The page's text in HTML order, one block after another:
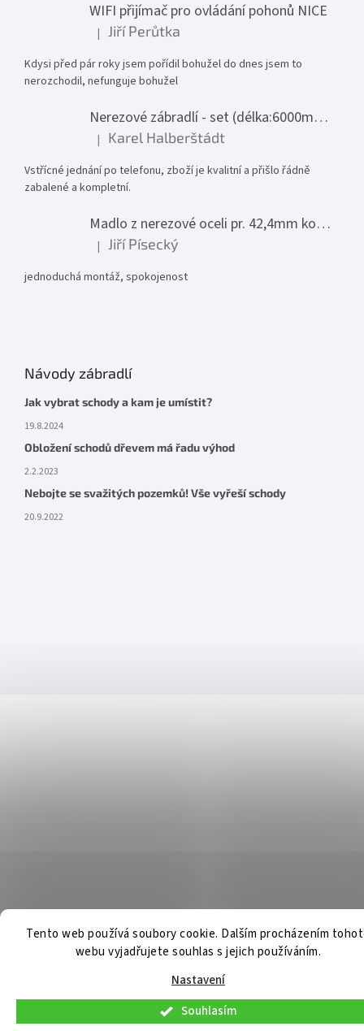
Tento web používá soubory cookie. Dalším procházením
webu vyjadřujete souhlas s jejich používáním.
Nastavení
Souhlasím
V pátek 7. 8. 2026 budou osobní konzultace a telefonická podpora dostupné
pouze do 9:30. Osobní odběr již připravených objednávek bude možný
WIFI přijímač pro ovládání pohonů NICE
Hodnocení produktu je 1 z 5 hvězdiček.
| Jiří Perůtka
Kdysi před pár roky jsem pořídil bohužel do dnes jsem to
nerozchodil, nefunguje bohužel
Nerezové zábradlí - set (délka:6000mm x výška:1000mm)
Hodnocení produktu je 5 z 5 hvězdiček.
| Karel Halberštádt
Vstřícné jednání po telefonu, zboží je kvalitní a přišlo řádně
zabalené a kompletní.
Madlo z nerezové oceli pr. 42,4mm komplet - model 0116 - 3000mm
Hodnocení produktu je 5 z 5 hvězdiček.
| Jiří Písecký
jednoduchá montáž, spokojenost
Návody zábradlí
Jak vybrat schody a kam je umístit?
19.8.2024
Obložení schodů dřevem má řadu výhod
2.2.2023
Nebojte se svažitých pozemků! Vše vyřeší schody
20.9.2022